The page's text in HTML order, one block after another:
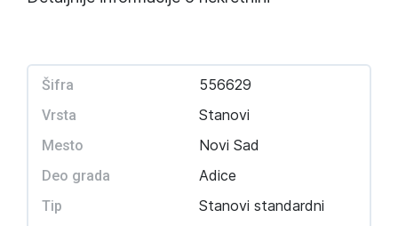
Šifra 556629
Vrsta Stanovi
Mesto Novi Sad
Deo grada Adice
Tip Stanovi standardni